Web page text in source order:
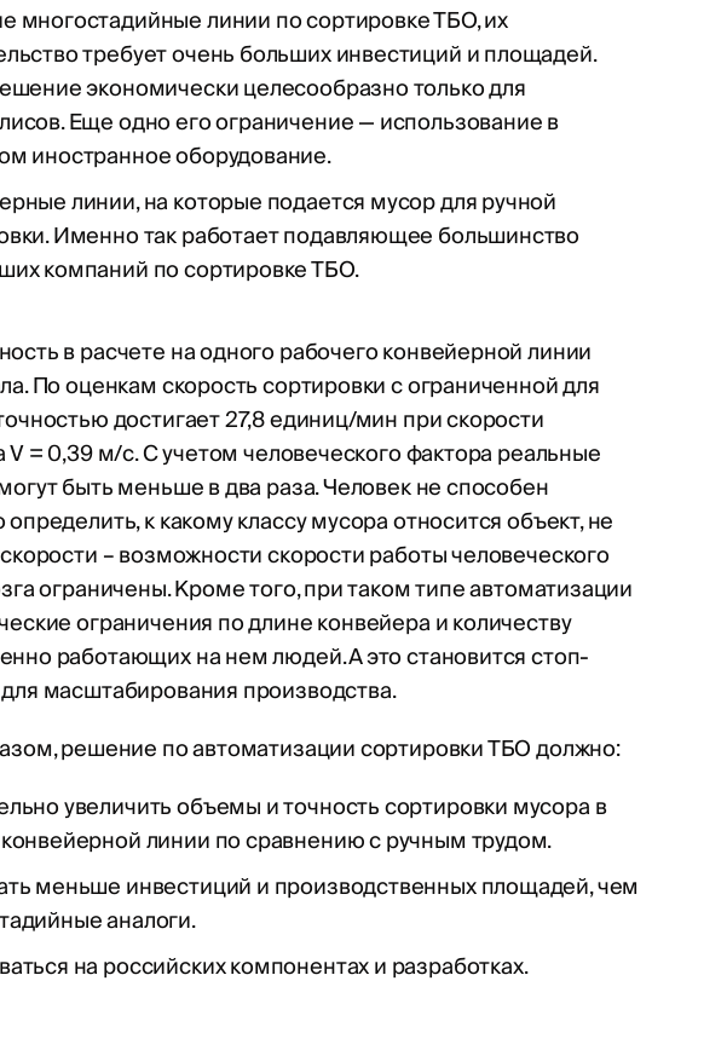
многостадийные линии по сортировке ТБО, их
требует очень больших инвестиций и площадей.
экономически целесообразно только для
Еще одно его ограничение — использование в
иностранное оборудование.
линии, на которые подается мусор для ручной
Именно так работает подавляющее большинство
компаний по сортировке ТБО.
в расчете на одного рабочего конвейерной линии
По оценкам скорость сортировки с ограниченной для
достигает 27,8 единиц/мин при скорости
V = 0,39 м/c. С учетом человеческого фактора реальные
быть меньше в два раза. Человек не способен
к какому классу мусора относится объект, не
– возможности скорости работы человеческого
ограничены. Кроме того, при таком типе автоматизации
ограничения по длине конвейера и количеству
работающих на нем людей. А это становится стоп-
масштабирования производства.
решение по автоматизации сортировки ТБО должно:
увеличить объемы и точность сортировки мусора в
линии по сравнению с ручным трудом.
меньше инвестиций и производственных площадей, чем
аналоги.
на российских компонентах и разработках.